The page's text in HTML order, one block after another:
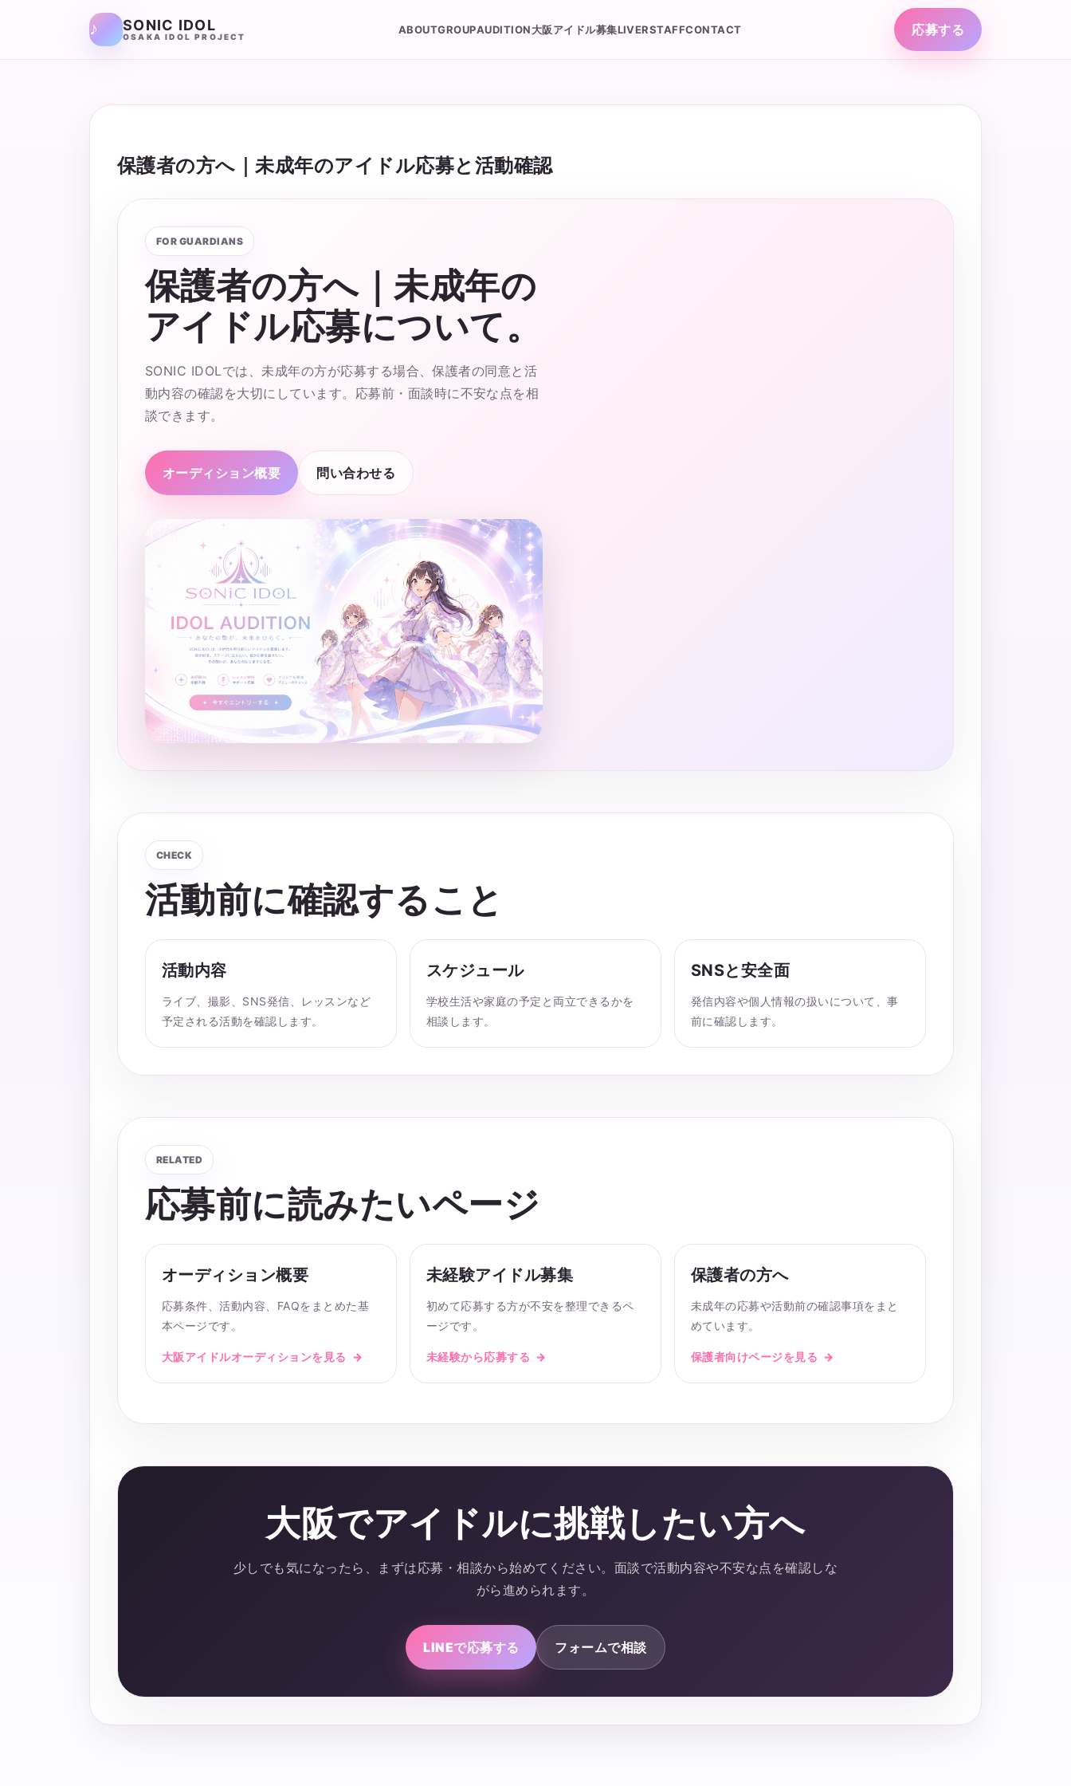
SONIC IDOL
OSAKA IDOL PROJECT
ABOUTGROUPAUDITION大阪アイドル募集LIVERSTAFFCONTACT 応募する
保護者の方へ｜未成年のアイドル応募と活動確認
FOR GUARDIANS
保護者の方へ｜未成年の
アイドル応募について。
SONIC IDOLでは、未成年の方が応募する場合、保護者の同意と活
動内容の確認を大切にしています。応募前・面談時に不安な点を相
談できます。
オーディション概要 問い合わせる
CHECK
活動前に確認すること
活動内容
ライブ、撮影、SNS発信、レッスンなど
予定される活動を確認します。
スケジュール
学校生活や家庭の予定と両立できるかを
相談します。
SNSと安全面
発信内容や個人情報の扱いについて、事
前に確認します。
RELATED
応募前に読みたいページ
オーディション概要
応募条件、活動内容、FAQをまとめた基
本ページです。
大阪アイドルオーディションを見る
未経験アイドル募集
初めて応募する方が不安を整理できるペ
ージです。
未経験から応募する
保護者の方へ
未成年の応募や活動前の確認事項をまと
めています。
保護者向けページを見る
大阪でアイドルに挑戦したい方へ
少しでも気になったら、まずは応募・相談から始めてください。面談で活動内容や不安な点を確認しな
がら進められます。
LINEで応募する フォームで相談